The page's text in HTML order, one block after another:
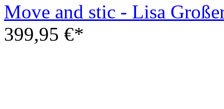
Move and stic - Lisa
399,95 €*